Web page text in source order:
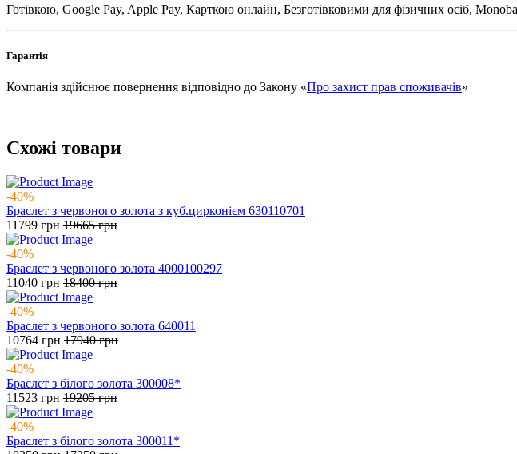
Готівкою, Google Pay, Apple Pay, Карткою онлайн, Безготівковими для фізичних осіб,
Гарантія
Компанія здійснює повернення відповідно до Закону «Про захист прав споживачів»
Схожі товари
-40%
Браслет з червоного золота з куб.цирконієм 630110701
11799 грн 19665грн
-40%
Браслет з червоного золота 4000100297
11040 грн 18400грн
-40%
Браслет з червоного золота 640011
10764 грн 17940грн
-40%
Браслет з білого золота 300008*
11523 грн 19205грн
-40%
Браслет з білого золота 300011*